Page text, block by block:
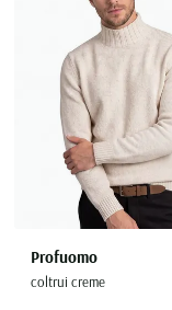
Seidensticker
Slater
State of Art
Superdry
Tenson
Thomas Maine
Tommy Hilfiger
Tramarossa
UBR
Profuomo
coltrui creme